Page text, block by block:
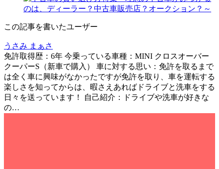
この記事を書いたユーザー
うさみ まぁさ
免許取得歴：6年 今乗っている車種：MINI クロスオーバー
クーパーS（新車で購入） 車に対する思い：免許を取るまで
は全く車に興味がなかったですが免許を取り、車を運転する
楽しさを知ってからは、暇さえあればドライブと洗車をする
日々を送っています！ 自己紹介：ドライブや洗車が好きな
の…